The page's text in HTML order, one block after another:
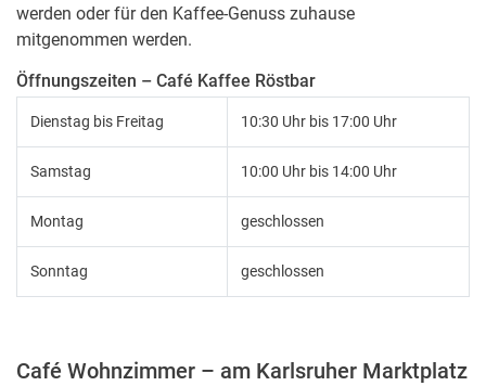
werden oder für den Kaffee-Genuss zuhause
mitgenommen werden.
Öffnungszeiten – Café Kaffee Röstbar
Dienstag bis Freitag 10:30 Uhr bis 17:00 Uhr
Samstag 10:00 Uhr bis 14:00 Uhr
Montag geschlossen
Sonntag geschlossen
Café Wohnzimmer – am Karlsruher Marktplatz